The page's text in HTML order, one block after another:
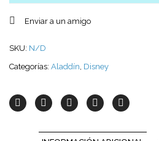
Enviar a un amigo
SKU: N/D
Categorías: Aladdín, Disney